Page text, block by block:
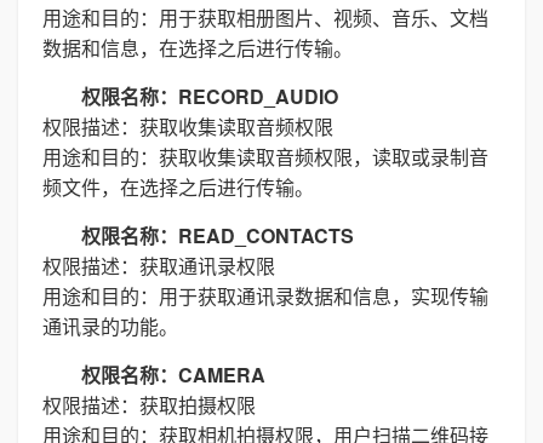
用途和目的：用于获取相册图片、视频、音乐、文档
数据和信息，在选择之后进行传输。
权限名称：RECORD_AUDIO
权限描述：获取收集读取音频权限
用途和目的：获取收集读取音频权限，读取或录制音
频文件，在选择之后进行传输。
权限名称：READ_CONTACTS
权限描述：获取通讯录权限
用途和目的：用于获取通讯录数据和信息，实现传输
通讯录的功能。
权限名称：CAMERA
权限描述：获取拍摄权限
用途和目的：获取相机拍摄权限，用户扫描二维码接